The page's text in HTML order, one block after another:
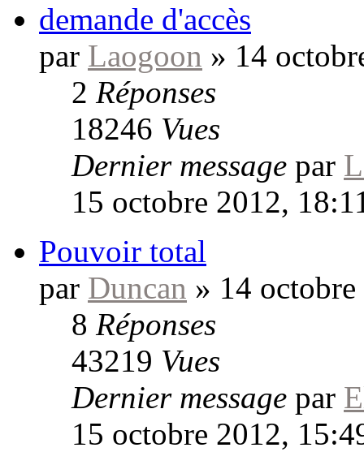
demande d'accès
par Laogoon » 14
2 Réponses
18246 Vues
Dernier message par
15 octobre 2012,
Pouvoir total
par Duncan » 14
8 Réponses
43219 Vues
Dernier message par
15 octobre 2012,